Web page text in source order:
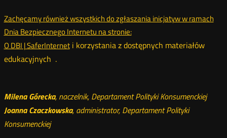
Zachęcamy również wszystkich do zgłaszania inicjatyw w ramach
Dnia Bezpiecznego Internetu na stronie:
O DBI | SaferInterneti korzystania z dostępnych materiałów
edukacyjnych .
Milena Górecka, naczelnik, Departament Polityki Konsumenckiej
Joanna Czaczkowska, administrator, Departament Polityki
Konsumenckiej